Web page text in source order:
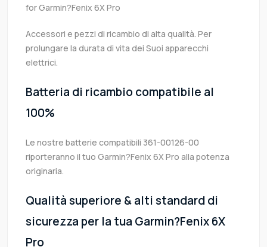
for Garmin?Fenix 6X Pro
Accessori e pezzi di ricambio di alta qualità. Per
prolungare la durata di vita dei Suoi apparecchi
elettrici.
Batteria di ricambio compatibile al
100%
Le nostre batterie compatibili 361-00126-00
riporteranno il tuo Garmin?Fenix 6X Pro alla potenza
originaria.
Qualità superiore & alti standard di
sicurezza per la tua Garmin?Fenix 6X
Pro